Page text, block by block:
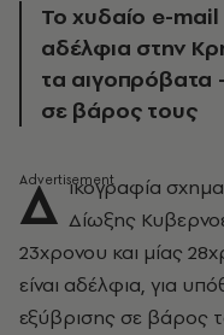
Το χυδαίο e-
αδέλφια στην
τα αιγοπρόβατα
σε βάρος τους
Δ ικογραφία
Δίωξης
23χρονου και μίας
είναι αδέλφια, για
εξύβρισης σε βάρος